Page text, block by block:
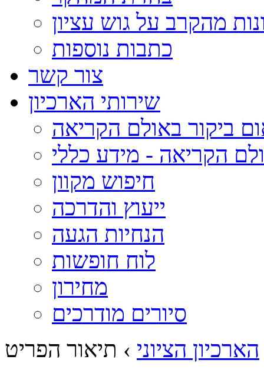
מהקרב על גוש עציון
כתבות נוספות
צור קשר
שירותי הארכיון
ביקור באולם הקריאה
הקריאה - מידע כללי
חיפוש מקוון
ייעוץ והדרכה
הנחיות הגעה
לוח חופשות
מחירון
סיורים מודרכים
הארכיון הציוני › תיאור הפריט